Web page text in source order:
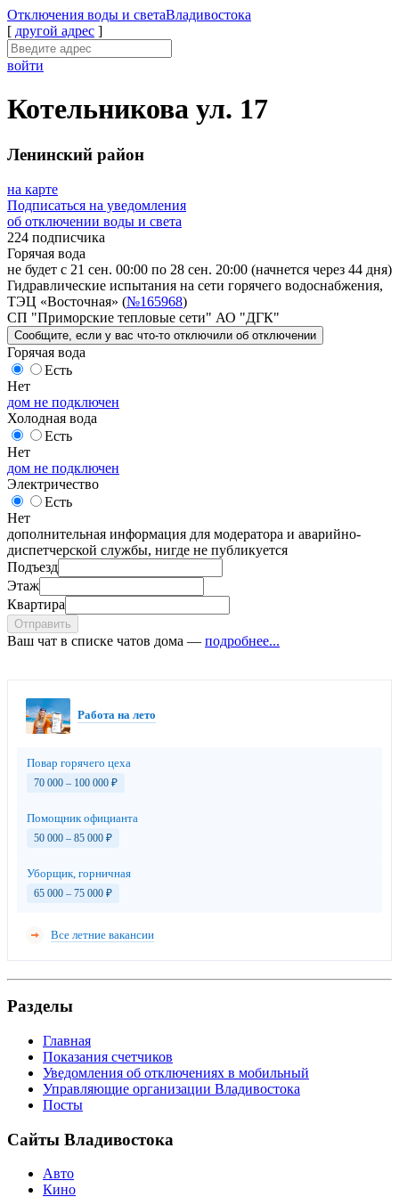
Отключения воды и светаВладивостока
[ другой адрес ]
войти
Котельникова ул. 17
Ленинский район
на карте
Подписаться на уведомления
об отключении воды и света
224 подписчика
Горячая вода
не будет с 21 сен. 00:00 по 28 сен. 20:00 (начнется через 44 дня)
Гидравлические испытания на сети горячего водоснабжения,
ТЭЦ «Восточная» (№165968)
СП "Приморские тепловые сети" АО "ДГК"
Сообщите , если у вас что-то отключили об отключении
Горячая вода
Есть
Нет
дом не подключен
Холодная вода
Есть
Нет
дом не подключен
Электричество
Есть
Нет
дополнительная информация для модератора и аварийно-
диспетчерской службы, нигде не публикуется
Подъезд
Этаж
Квартира
Отправить
Ваш чат в списке чатов дома — подробнее...
Работа на лето
Повар горячего цеха
70 000 – 100 000 ₽
Помощник официанта
50 000 – 85 000 ₽
Уборщик, горничная
65 000 – 75 000 ₽
Все летние вакансии
Разделы
Главная
Показания счетчиков
Уведомления об отключениях в мобильный
Управляющие организации Владивостока
Посты
Сайты Владивостока
Авто
Кино